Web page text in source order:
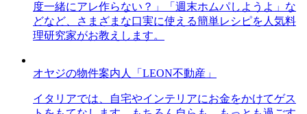
度一緒にアレ作らない？」「週末ホムパしようよ」な
どなど、さまざまな口実に使える簡単レシピを人気料
理研究家がお教えします。
オヤジの物件案内人「LEON不動産」
イタリアでは、自宅やインテリアにお金をかけてゲス